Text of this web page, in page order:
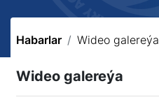
Habarlar Wideo galereýa
Wideo galereýa